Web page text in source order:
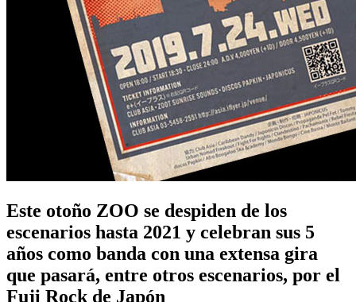
Este otoño ZOO se despiden de los
escenarios hasta 2021 y celebran sus 5
años como banda con una extensa gira
que pasará, entre otros escenarios, por el
Fuji Rock de Japón